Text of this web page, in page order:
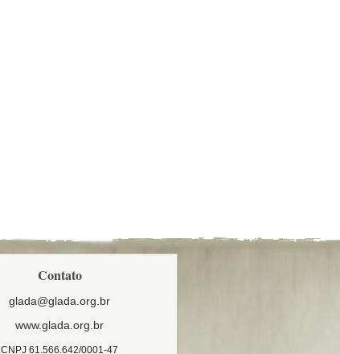
Contato
glada@glada.org.br
www.glada.org.br
CNPJ 61.566.642/0001-47